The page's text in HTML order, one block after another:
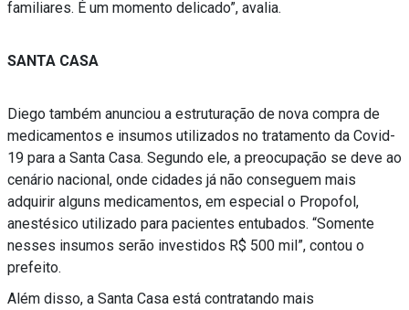
familiares. É um momento delicado”, avalia.
SANTA CASA
Diego também anunciou a estruturação de nova compra de
medicamentos e insumos utilizados no tratamento da Covid-
19 para a Santa Casa. Segundo ele, a preocupação se deve ao
cenário nacional, onde cidades já não conseguem mais
adquirir alguns medicamentos, em especial o Propofol,
anestésico utilizado para pacientes entubados. “Somente
nesses insumos serão investidos R$ 500 mil”, contou o
prefeito.
Além disso, a Santa Casa está contratando mais